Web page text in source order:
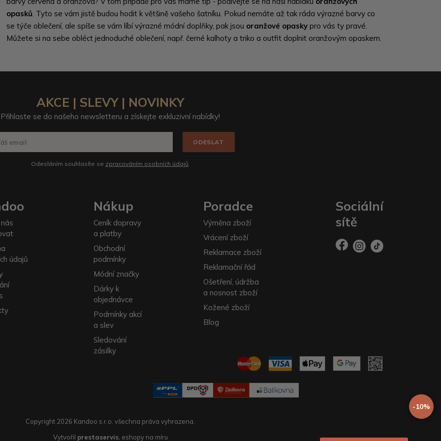
opasků. Tyto se vám jistě budou hodit k většině vašeho šatníku. Pokud nemáte až tak ráda výrazné barvy co
se týče oblečení, ale spíše se vám líbí výrazné módní doplňky, pak jsou oranžové opasky pro vás ty pravé.
Můžete si na sebe obléct jednoduché oblečení, např. černé kalhoty a triko a outfit doplnit oranžovým opaskem.
AKCE | SLEVY | NOVINKY
Přihlaste se do našeho newsletteru a získejte exkluzivní nabídky!
ODESLAT
Odesláním souhlasíte se zpracováním osobních údajů.
-10%
údajů
Nákup
Ceník dopravy
a platby
Obchodní
podmínky
Módní značky
Dárky k
objednávce
Podmínky akcí
a slev
Sledování
zásilky
Poradce
Výměna zboží
Vrácení zboží
Reklamace zboží
Reklamační řád
Ošetření, údržba
a nosnost zboží
Kožené zboží
Blog
Sociální
sítě
Copyright 2026 Kandoo s.r.o. všechna práva vyhrazena.
Vytvořil prestaservis. eshopy na míru